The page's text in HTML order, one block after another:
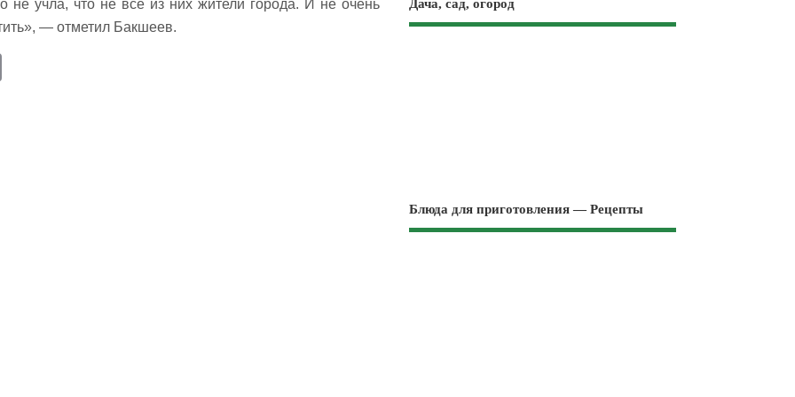
не учла, что не все из них жители города. И не очень
— отметил Бакшеев.
Дача, сад, огород
Блюда для приготовления — Рецепты